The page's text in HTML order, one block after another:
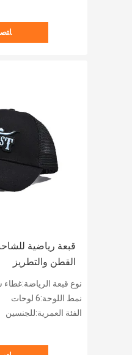
قبعة رياضية
القطن والتطريز
نوع قبعة الرياضة:غطاء
نمط اللوحة:6 لوحات
الفئة العمرية:للجنسين